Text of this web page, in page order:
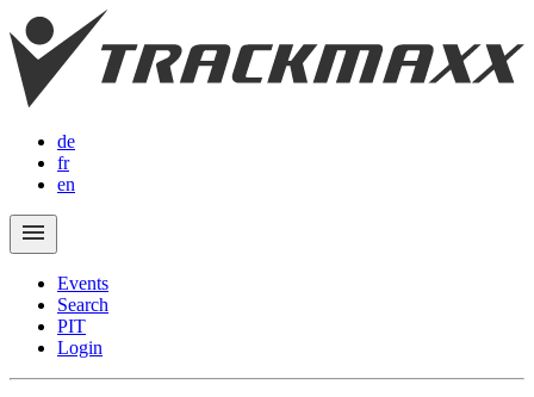
de
fr
en
Events
Search
PIT
Login